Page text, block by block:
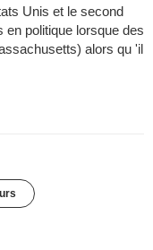
Unis et le second
politique lorsque des
alors qu 'il